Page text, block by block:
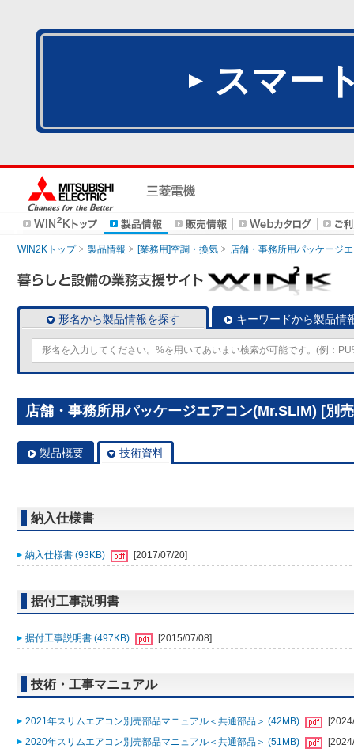
スマー
WIN2Kトップ 製品情報 [業務用]空調・換気 店舗・事務所用パッケージ
形名から製品情報を探す キーワードから製品情
店舗・事務所用パッケージエアコン(Mr.SLIM) [別
製品概要 技術資料
納入仕様書
納入仕様書 (93KB) [2017/07/20]
据付工事説明書
据付工事説明書 (497KB) [2015/07/08]
技術・工事マニュアル
2021年スリムエアコン別売部品マニュアル＜共通部品＞ (42MB)
2020年スリムエアコン別売部品マニュアル＜共通部品＞ (51MB)